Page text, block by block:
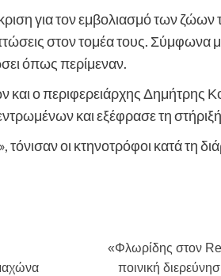
για τον εμβολιασμό των
στον τομέα τους. Σύμφωνα
όπως περίμεναν.
και ο περιφερειάρχης Δημήτρης
και εξέφρασε τη
τόνισαν οι κτηνοτρόφοι κατά τη
«Φλωρίδης στον
ποινική